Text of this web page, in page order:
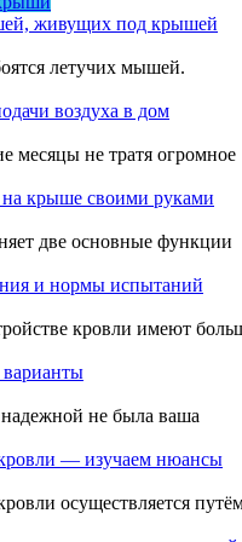
живущих под крышей
летучих мышей.
воздуха в дом
месяцы не тратя огромное
на крыше своими руками
две основные функции
и нормы испытаний
кровли имеют
не была ваша
— изучаем нюансы
осуществляется